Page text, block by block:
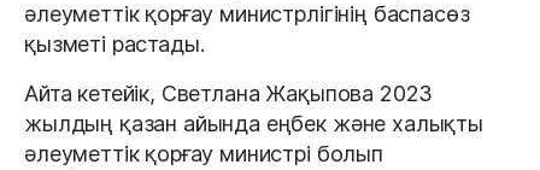
әлеуметтік қорғау министрлігінің баспасөз
қызметі растады.
Айта кетейік, Светлана Жақыпова 2023
жылдың қазан айында еңбек және халықты
әлеуметтік қорғау министрі болып